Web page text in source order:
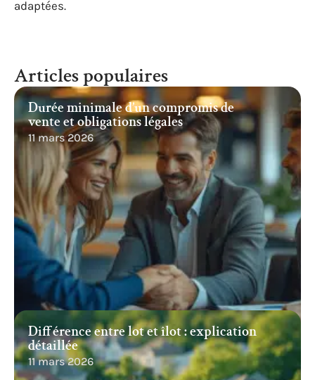
adaptées.
Articles populaires
Durée minimale d’un compromis de
vente et obligations légales
11 mars 2026
Différence entre lot et îlot : explication
détaillée
11 mars 2026